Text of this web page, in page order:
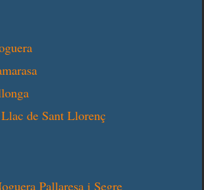
de Sant Llorenç
Pallaresa i Segre